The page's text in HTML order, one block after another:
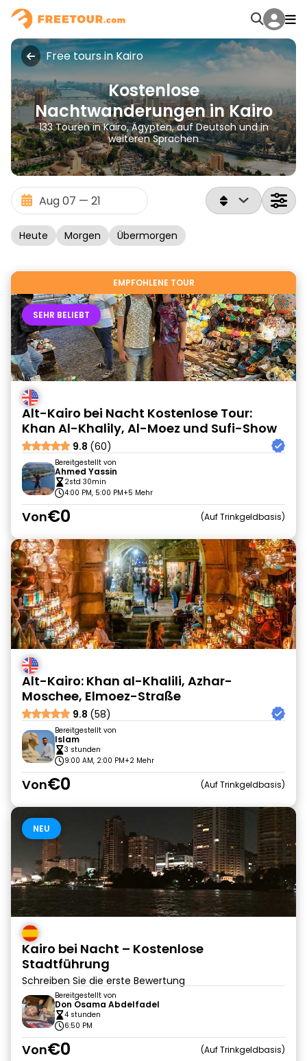
Free tours in Kairo
Kostenlose
Nachtwanderungen in Kairo
133 Touren in Kairo, Ägypten, auf Deutsch und in
weiteren Sprachen
Heute Morgen Übermorgen
EMPFOHLENE TOUR
SEHR BELIEBT
Alt-Kairo bei Nacht Kostenlose Tour:
Khan Al-Khalily, Al-Moez und Sufi-Show
9.8 (60)
Bereitgestellt von
Ahmed Yassin
2std 30min
4:00 PM, 5:00 PM+5 Mehr
Von€0 Auf Trinkgeldbasis
Alt-Kairo: Khan al-Khalili, Azhar-
Moschee, Elmoez-Straße
9.8 (58)
Bereitgestellt von
Islam
3 stunden
9:00 AM, 2:00 PM+2 Mehr
Von€0 Auf Trinkgeldbasis
NEU
Kairo bei Nacht – Kostenlose
Stadtführung
Schreiben Sie die erste Bewertung
Bereitgestellt von
Don Osama Abdelfadel
4 stunden
6:50 PM
Von€0 Auf Trinkgeldbasis